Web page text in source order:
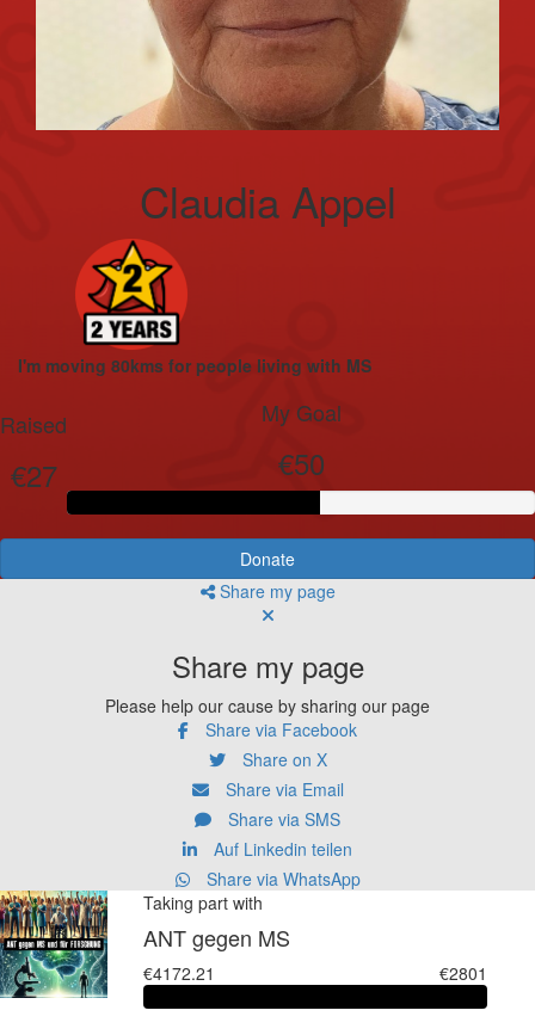
Claudia Appel
I'm moving 80kms for people living with MS
Raised
€27
My Goal
€50
Donate
Share my page
Share my page
Please help our cause by sharing our page
Share via Facebook
Share on X
Share via Email
Share via SMS
Auf Linkedin teilen
Share via WhatsApp
Taking part with
ANT gegen MS
€4172.21 €2801